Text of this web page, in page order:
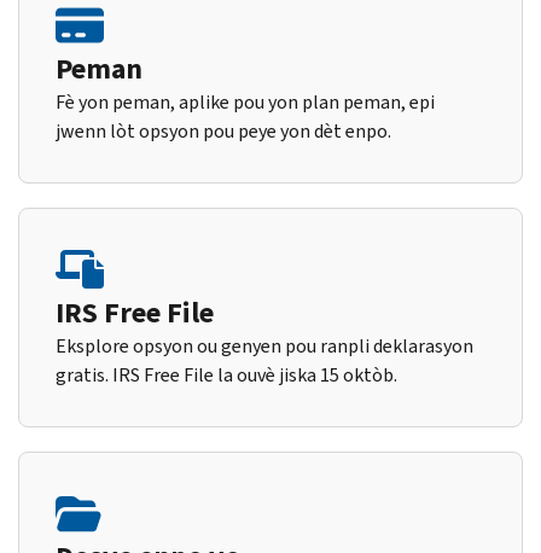
Peman
Fè yon peman, aplike pou yon plan peman, epi
jwenn lòt opsyon pou peye yon dèt enpo.
IRS Free File
Eksplore opsyon ou genyen pou ranpli deklarasyon
gratis. IRS Free File la ouvè jiska 15 oktòb.